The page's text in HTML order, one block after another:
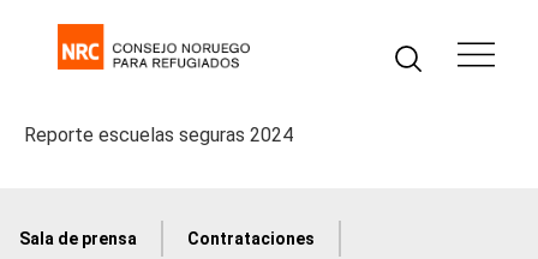
Reporte escuelas seguras 2024
Sala de prensa Contrataciones